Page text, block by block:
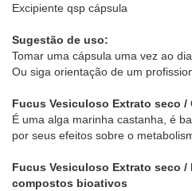
Excipiente qsp cápsula
Sugestão de uso:
Tomar uma cápsula uma vez ao
Ou siga orientação de um
Fucus Vesiculoso Extrato seco /
É uma alga marinha castanha, é
por seus efeitos sobre o
Fucus Vesiculoso Extrato seco
compostos bioativos